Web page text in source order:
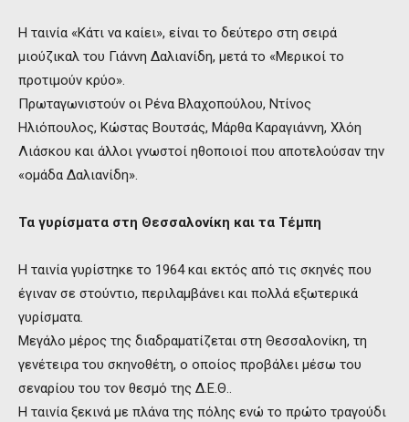
Η ταινία «Κάτι να καίει», είναι το δεύτερο στη σειρά
μιούζικαλ του Γιάννη Δαλιανίδη, μετά το «Μερικοί το
προτιμούν κρύο».
Πρωταγωνιστούν οι Ρένα Βλαχοπούλου, Ντίνος
Ηλιόπουλος, Κώστας Βουτσάς, Μάρθα Καραγιάννη, Χλόη
Λιάσκου και άλλοι γνωστοί ηθοποιοί που αποτελούσαν την
«ομάδα Δαλιανίδη».
Τα γυρίσματα στη Θεσσαλονίκη και τα Τέμπη
Η ταινία γυρίστηκε το 1964 και εκτός από τις σκηνές που
έγιναν σε στούντιο, περιλαμβάνει και πολλά εξωτερικά
γυρίσματα.
Μεγάλο μέρος της διαδραματίζεται στη Θεσσαλονίκη, τη
γενέτειρα του σκηνοθέτη, ο οποίος προβάλει μέσω του
σεναρίου του τον θεσμό της Δ.Ε.Θ..
Η ταινία ξεκινά με πλάνα της πόλης ενώ το πρώτο τραγούδι